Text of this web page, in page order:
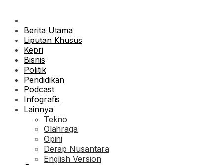
Berita Utama
Liputan Khusus
Kepri
Bisnis
Politik
Pendidikan
Podcast
Infografis
Lainnya
Tekno
Olahraga
Opini
Derap Nusantara
English Version